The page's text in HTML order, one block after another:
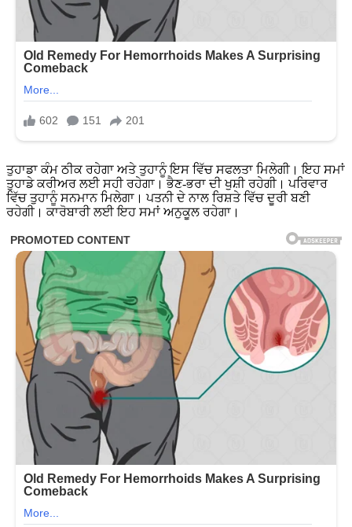
ਤੁਹਾਡਾ ਕੰਮ ਠੀਕ ਰਹੇਗਾ ਅਤੇ ਤੁਹਾਨੂੰ ਇਸ ਵਿੱਚ ਸਫਲਤਾ ਮਿਲੇਗੀ। ਇਹ ਸਮਾਂ
ਤੁਹਾਡੇ ਕਰੀਅਰ ਲਈ ਸਹੀ ਰਹੇਗਾ। ਭੈਣ-ਭਰਾ ਦੀ ਖੁਸ਼ੀ ਰਹੇਗੀ। ਪਰਿਵਾਰ
ਵਿੱਚ ਤੁਹਾਨੂੰ ਸਨਮਾਨ ਮਿਲੇਗਾ। ਪਤਨੀ ਦੇ ਨਾਲ ਰਿਸ਼ਤੇ ਵਿੱਚ ਦੂਰੀ ਬਣੀ
ਰਹੇਗੀ। ਕਾਰੋਬਾਰੀ ਲਈ ਇਹ ਸਮਾਂ ਅਨੁਕੂਲ ਰਹੇਗਾ।